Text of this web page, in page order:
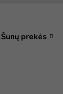
Šunų prekės